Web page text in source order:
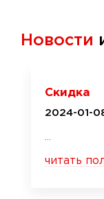
Новости
Скидка
2024-01-
читать